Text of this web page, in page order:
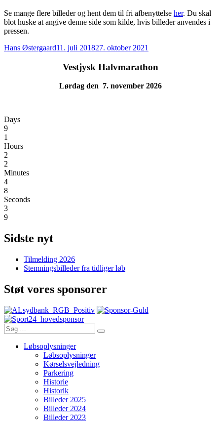
Se mange flere billeder og hent dem til fri afbenyttelse her. Du skal
blot huske at angive denne side som kilde, hvis billeder anvendes i
pressen.
Forfatter
Hans ØstergaardUdgivet
11. juli 201827. oktober 2021
Vestjysk Halvmarathon
Lørdag den 7. november 2026
Days
9
1
Hours
2
2
Minutes
4
8
Seconds
3
9
Sidste nyt
Tilmelding 2026
Stemningsbilleder fra tidliger løb
Støt vores sponsorer
Søg
efter:
Søg
Løbsoplysninger
Løbsoplysninger
Kørselsvejledning
Parkering
Historie
Historik
Billeder 2025
Billeder 2024
Billeder 2023